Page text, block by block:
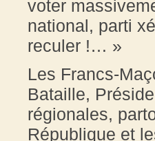
voter
national, parti
reculer !… »
Les Francs-
Bataille,
régionales,
République et